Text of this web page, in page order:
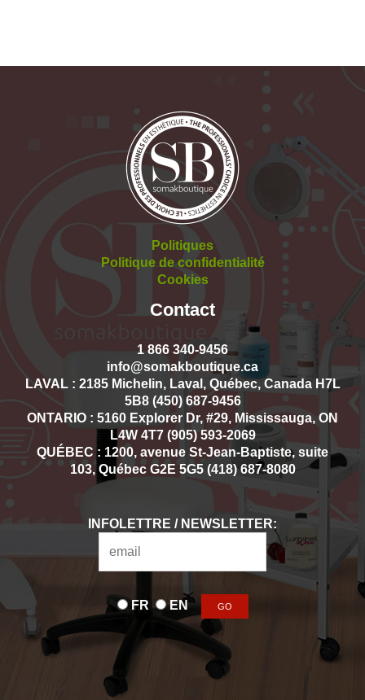
Politiques
Politique de confidentialité
Cookies
Contact
1 866 340-9456
info@somakboutique.ca
LAVAL : 2185 Michelin, Laval, Québec, Canada H7L
5B8 (450) 687-9456
ONTARIO : 5160 Explorer Dr, #29, Mississauga, ON
L4W 4T7 (905) 593-2069
QUÉBEC : 1200, avenue St-Jean-Baptiste, suite
103, Québec G2E 5G5 (418) 687-8080
INFOLETTRE / NEWSLETTER:
FR EN